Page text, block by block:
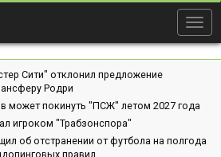
Сити" отклонил предложение
Родри
может покинуть "ПСЖ" летом 2027 года
игроком "Трабзонспора"
об отстранении от футбола на полгода
правил